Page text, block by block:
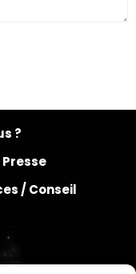
?
/ Conseil